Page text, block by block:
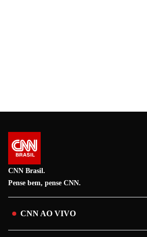
CNN Brasil.
Pense bem, pense CNN.
CNN AO VIVO